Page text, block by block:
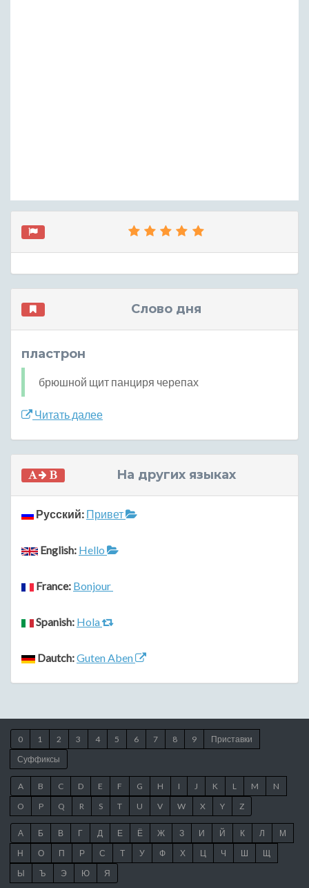
Слово дня
пластрон
брюшной щит панциря черепах
Читать далее
На других языках
Русский: Привет
English: Hello
France: Bonjour
Spanish: Hola
Dautch:Guten Aben
0 1 2 3 4 5 6 7 8 9
Приставки
Суффиксы
A B C D E F G H I J K L M
N
O
P Q R S T U V W X Y Z
А Б В Г Д Е Ё Ж З И Й К Л
М
Н
О П Р С Т У Ф Х Ц Ч Ш
Щ
Ы
Ъ Э Ю Я